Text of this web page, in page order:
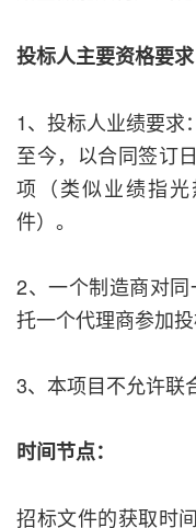
投标人主要资格要求
1、投标人业绩要求
至今，以合同签订
项（类似业绩指
件）。
2、一个制造商对
托一个代理商参加投
3、本项目不允许联
时间节点：
招标文件的获取时